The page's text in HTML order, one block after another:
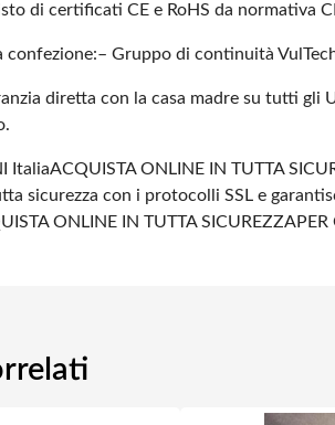
di certificati CE e RoHS da normativa
confezione:– Gruppo di continuità
diretta con la casa madre su tutti gli
ItaliaACQUISTA ONLINE IN TUTTA
sicurezza con i protocolli SSL e
ONLINE IN TUTTA SICUREZZA